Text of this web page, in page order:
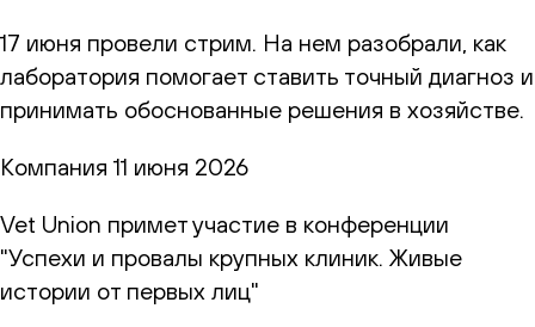
17 июня провели стрим. На нем разобрали, как
лаборатория помогает ставить точный диагноз и
принимать обоснованные решения в хозяйстве.
Компания 11 июня 2026
Vet Union примет участие в конференции
"Успехи и провалы крупных клиник. Живые
истории от первых лиц"